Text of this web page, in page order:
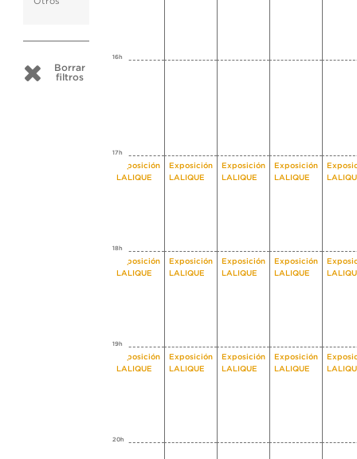
Borrar
filtros
16h
17h
Exposición
LALIQUE
Exposición
LALIQUE
Exposición
LALIQUE
Exposición
LALIQUE
18h
Exposición
LALIQUE
Exposición
LALIQUE
Exposición
LALIQUE
Exposición
LALIQUE
19h
Exposición
LALIQUE
Exposición
LALIQUE
Exposición
LALIQUE
Exposición
LALIQUE
20h